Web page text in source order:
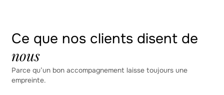
Ce que nos clients disent de
nous
Parce qu’un bon accompagnement laisse toujours une
empreinte.